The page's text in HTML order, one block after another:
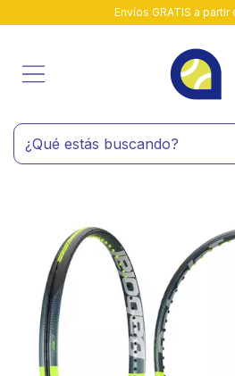
Envíos GRATIS a